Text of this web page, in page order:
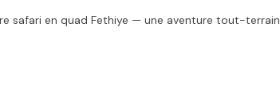
safari en quad Fethiye — une aventure tout-terrain